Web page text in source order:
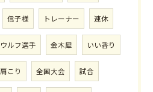
信子様 トレーナー 連休
ウルフ選手 金木犀 いい香り
肩こり 全国大会 試合